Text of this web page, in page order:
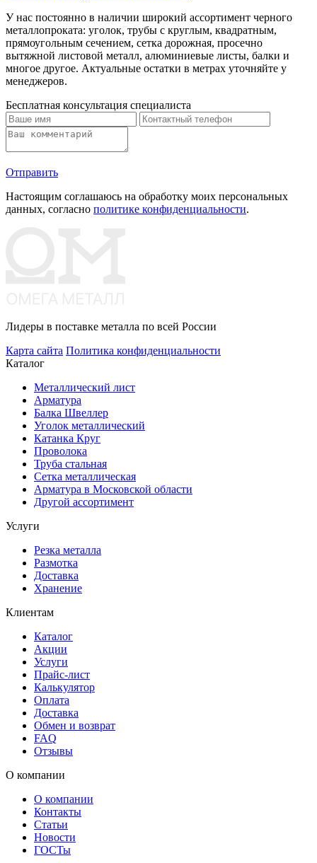
У нас постоянно в наличии широкий ассортимент черного
металлопроката: уголок, трубы с круглым, квадратным,
прямоугольным сечением, сетка дорожная, просечно
вытяжной листовой металл, алюминиевые листы, балки и
многое другое. Актуальные остатки в метрах уточняйте у
менеджеров.
Бесплатная консультация специалиста
Отправить
Настоящим соглашаюсь на обработку моих персональных
данных, согласно политике конфиденциальности.
Лидеры в поставке металла по всей России
Карта сайта Политика конфиденциальности
Каталог
Металлический лист
Арматура
Балка Швеллер
Уголок металлический
Катанка Круг
Проволока
Труба стальная
Сетка металлическая
Арматура в Московской области
Другой ассортимент
Услуги
Резка металла
Размотка
Доставка
Хранение
Клиентам
Каталог
Акции
Услуги
Прайс-лист
Калькулятор
Оплата
Доставка
Обмен и возврат
FAQ
Отзывы
О компании
О компании
Контакты
Статьи
Новости
ГОСТы